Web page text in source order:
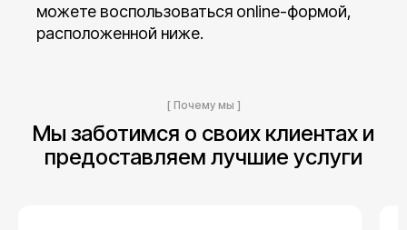
можете воспользоваться online-формой,
расположенной ниже.
[ Почему мы ]
Мы заботимся о своих клиентах и
предоставляем лучшие услуги